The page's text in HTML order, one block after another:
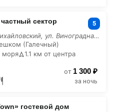
сектор 5
п. Новомихайловский, ул. Виноградная, 11
(Галечный)
моря
1.1 км от центра
от 1 300 ₽
за ночь
гостевой дом